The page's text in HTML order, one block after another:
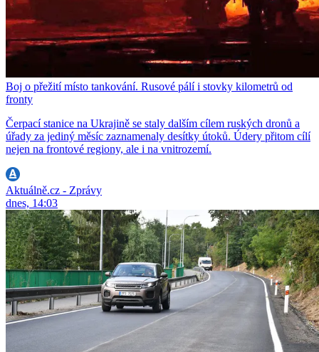
Boj o přežití místo tankování. Rusové pálí i stovky kilometrů od
fronty
Čerpací stanice na Ukrajině se staly dalším cílem ruských dronů a
úřady za jediný měsíc zaznamenaly desítky útoků. Údery přitom cílí
nejen na frontové regiony, ale i na vnitrozemí.
Aktuálně.cz - Zprávy
dnes, 14:03